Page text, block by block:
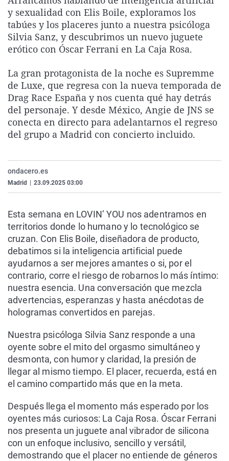
La rosa de los vientos
Gente viajera
Como el perro y el
Caso
Retornados
Equipo de
Extremadura
Galicia
La Rioja
País Vasco
Virales
Televisión
Elecciones
y sexualidad con Elis Boile, exploramos los
tabúes y los placeres junto a nuestra psicóloga
Silvia Sanz, y descubrimos un nuevo juguete
erótico con Óscar Ferrani en La Caja Rosa.
La gran protagonista de la noche es Supremme
de Luxe, que regresa con la nueva temporada de
Drag Race España y nos cuenta qué hay detrás
del personaje. Y desde México, Angie de JNS se
conecta en directo para adelantarnos el regreso
del grupo a Madrid con concierto incluido.
ondacero.es
Madrid 23.09.2025 03:00
Esta semana en LOVIN’ YOU nos adentramos en
territorios donde lo humano y lo tecnológico se
cruzan. Con Elis Boile, diseñadora de producto,
debatimos si la inteligencia artificial puede
ayudarnos a ser mejores amantes o si, por el
contrario, corre el riesgo de robarnos lo más íntimo:
nuestra esencia. Una conversación que mezcla
advertencias, esperanzas y hasta anécdotas de
hologramas convertidos en parejas.
Nuestra psicóloga Silvia Sanz responde a una
oyente sobre el mito del orgasmo simultáneo y
desmonta, con humor y claridad, la presión de
llegar al mismo tiempo. El placer, recuerda, está en
el camino compartido más que en la meta.
Después llega el momento más esperado por los
oyentes más curiosos: La Caja Rosa. Óscar Ferrani
nos presenta un juguete anal vibrador de silicona
con un enfoque inclusivo, sencillo y versátil,
demostrando que el placer no entiende de géneros